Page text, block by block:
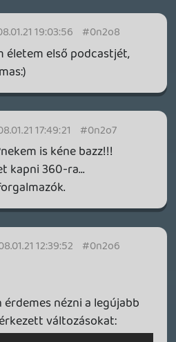
miért raktátok
ők azért
karaterek, nem?
mentsvára az
h az
a formátumon
"kéken". Mert
kezdik szétfeszíteni
használja, azért
Igaz, ott
veszik